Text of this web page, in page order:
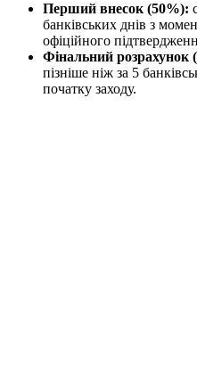
Перший внесок (50%):
банківських днів з
офіційного
Фінальний розрахунок
пізніше ніж за 5
початку заходу.